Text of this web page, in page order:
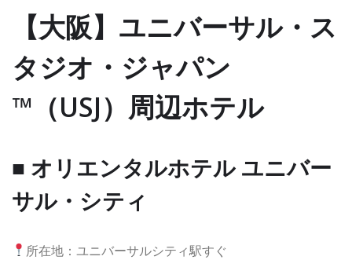
【大阪】ユニバーサル・ス
タジオ・ジャパン
™（USJ）周辺ホテル
■ オリエンタルホテル ユニバー
サル・シティ
所在地：ユニバーサルシティ駅すぐ